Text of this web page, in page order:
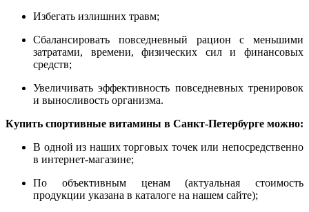
Избегать излишних травм;
Сбалансировать повседневный рацион с меньшими
затратами, времени, физических сил и финансовых
средств;
Увеличивать эффективность повседневных тренировок
и выносливость организма.
Купить спортивные витамины в Санкт-Петербурге можно:
В одной из наших торговых точек или непосредственно
в интернет-магазине;
По объективным ценам (актуальная
стоимость
продукции указана в каталоге на нашем сайте);